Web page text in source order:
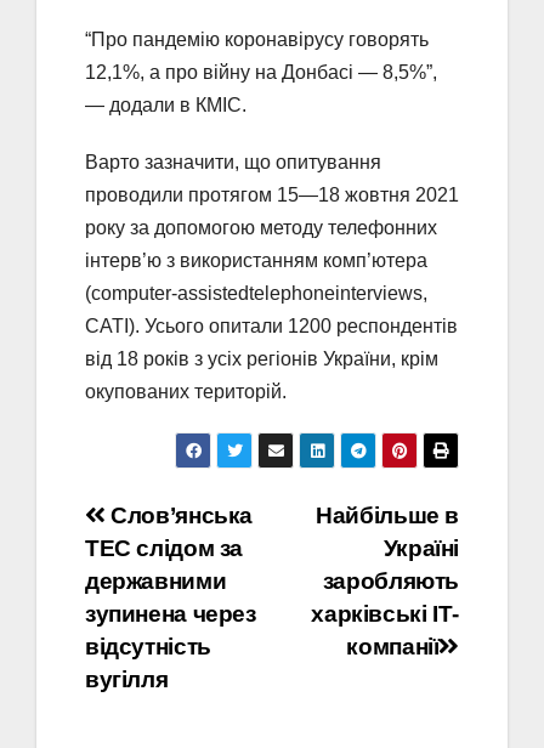
“Про пандемію коронавірусу говорять
12,1%, а про війну на Донбасі — 8,5%”,
— додали в КМІС.
Варто зазначити, що опитування
проводили протягом 15—18 жовтня 2021
року за допомогою методу телефонних
інтерв’ю з використанням комп’ютера
(computer-assistedtelephoneinterviews,
CATI). Усього опитали 1200 респондентів
від 18 років з усіх регіонів України, крім
окупованих територій.
Навігація
записів
Найбільше в
Україні
заробляють
харківські ІТ-
компанії
Слов’янська
ТЕС слідом за
державними
зупинена через
відсутність
вугілля